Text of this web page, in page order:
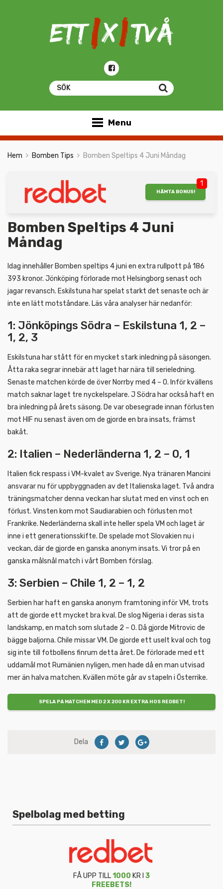
Menu
Hem Bomben Tips Bomben Speltips 4 Juni Måndag
1
HÄMTA BONUS!
Bomben Speltips 4 Juni
Måndag
Idag innehåller Bomben speltips 4 juni en extra rullpott på 186
393 kronor. Jönköping förlorade mot Helsingborg senast och
jagar revansch. Eskilstuna har spelat starkt det senaste och är
inte en lätt motståndare. Läs våra analyser här nedanför:
1: Jönköpings Södra – Eskilstuna 1, 2 –
1, 2, 3
Eskilstuna har stått för en mycket stark inledning på säsongen.
Åtta raka segrar innebär att laget har nära till serieledning.
Senaste matchen körde de över Norrby med 4 – 0. Inför kvällens
match saknar laget tre nyckelspelare. J Södra har också haft en
bra inledning på årets säsong. De var obesegrade innan förlusten
mot HIF nu senast även om de gjorde en bra insats, främst
bakåt.
2: Italien – Nederländerna 1, 2 – 0, 1
Italien fick respass i VM-kvalet av Sverige. Nya tränaren Mancini
ansvarar nu för uppbyggnaden av det Italienska laget. Två andra
träningsmatcher denna veckan har slutat med en vinst och en
förlust. Vinsten kom mot Saudiarabien och förlusten mot
Frankrike. Nederländerna skall inte heller spela VM och laget är
inne i ett generationsskifte. De spelade mot Slovakien nu i
veckan, där de gjorde en ganska anonym insats. Vi tror på en
ganska målsnål match i vårt Bomben förslag.
3: Serbien – Chile 1, 2 – 1, 2
Serbien har haft en ganska anonym framtoning inför VM, trots
att de gjorde ett mycket bra kval. De slog Nigeria i deras sista
landskamp, en match som slutade 2 – 0. Då gjorde Mitrovic de
bägge baljorna. Chile missar VM. De gjorde ett uselt kval och tog
sig inte till fotbollens finrum detta året. De förlorade med ett
uddamål mot Rumänien nyligen, men hade då en man utvisad
mer än halva matchen. Kvällen möte går av stapeln i Österrike.
SPELA PÅ MATCHEN MED 2 X 200 KR EXTRA HOS REDBET!
Dela
Spelbolag med betting
FÅ UPP TILL1000 KR I 3
FREEBETS!